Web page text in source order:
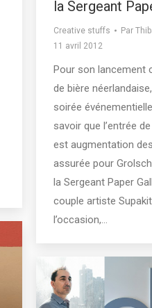
la Sergeant
Creative stuffs Par
11 avril 2012
Pour son lancement
de bière
soirée
savoir que l’entrée
est augmentation
assurée pour
la Sergeant Paper
couple artiste
l’occasion,…